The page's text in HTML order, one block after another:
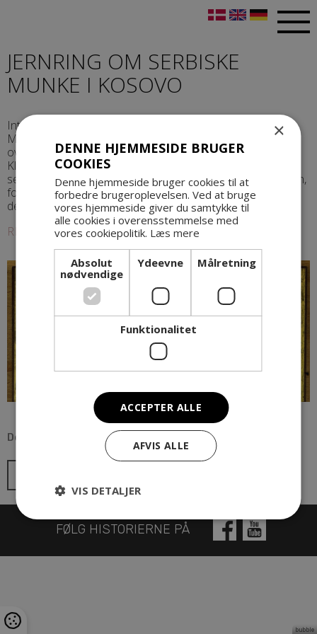
JERNRING OM SERBISKE
MUNKE I KOSOVO
Intet er som før i Visoki Dečani i det nordvestlige Kosovo.
Munkene lever isoleret i det smukke kloster, der har
overlevet fjenders kommen og gåen gennem århundreder.
Klostret står som selve symbolet på den serbiske
selvopfattelse. Nu overlever munkene og deres historie kun,
fordi italienske tropper har lagt en beskyttende jernring om
deres helligdom.
REPORTAGE FRA KOSOVO
Del indlægget
FØLG HISTORIERNE PÅ
×
DENNE HJEMMESIDE BRUGER
COOKIES
Denne hjemmeside bruger cookies til at
forbedre brugeroplevelsen. Ved at bruge
vores hjemmeside giver du samtykke til
alle cookies i overensstemmelse med
vores cookiepolitik. Læs mere
Absolut
nødvendige
Ydeevne Målretning
Funktionalitet
ACCEPTER ALLE
AFVIS ALLE
VIS DETALJER